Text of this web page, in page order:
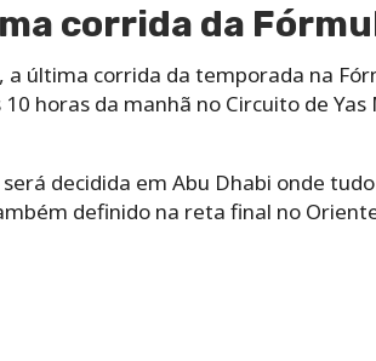
corrida da
a última corrida da temporada na
horas da manhã no Circuito de
decidida em Abu Dhabi onde
definido na reta final no